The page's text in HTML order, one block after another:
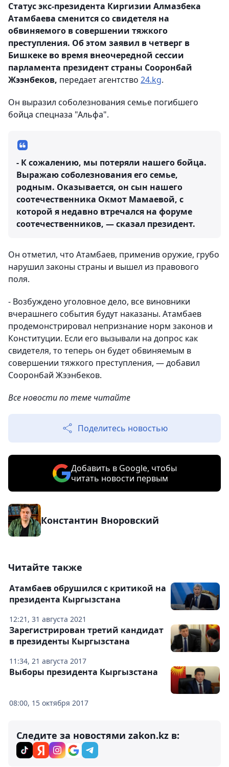
Статус экс-президента Киргизии Алмазбека
Атамбаева сменится со свидетеля на
обвиняемого в совершении тяжкого
преступления. Об этом заявил в четверг в
Бишкеке во время внеочередной сессии
парламента президент страны Сооронбай
Жээнбеков, передает агентство 24.kg.
Он выразил соболезнования семье погибшего
бойца спецназа "Альфа".
- К сожалению, мы потеряли нашего бойца.
Выражаю соболезнования его семье,
родным. Оказывается, он сын нашего
соотечественника Окмот Мамаевой, с
которой я недавно втречался на форуме
соотечественников, — сказал президент.
Он отметил, что Атамбаев, применив оружие, грубо
нарушил законы страны и вышел из правового
поля.
- Возбуждено уголовное дело, все виновники
вчерашнего события будут наказаны. Атамбаев
продемонстрировал непризнание норм законов и
Конституции. Если его вызывали на допрос как
свидетеля, то теперь он будет обвиняемым в
совершении тяжкого преступления, — добавил
Сооронбай Жээнбеков.
Все новости по теме читайте
Поделитесь новостью
Добавить в Google, чтобы
читать новости первым
Константин Вноровский
Читайте также
12:21, 31 августа 2021
Атамбаев обрушился с критикой на
президента Кыргызстана
11:34, 21 августа 2017
Зарегистрирован третий кандидат
в президенты Кыргызстана
08:00, 15 октября 2017
Выборы президента Кыргызстана
Следите за новостями zakon.kz в: